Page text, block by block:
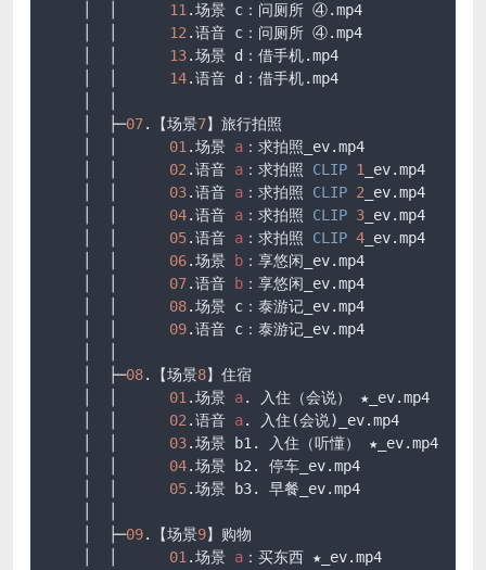
11.场景 c：问厕所 ④.mp4
12.语音 c：问厕所 ④.mp4
13.场景 d：借手机.mp4
14.语音 d：借手机.mp4
    │  ├─
07.【场景7】旅行拍照
01.场景 a ：求拍照_ev.mp4
02.语音 a ：求拍照 CLIP 1 _ev.mp4
03.语音 a ：求拍照 CLIP 2 _ev.mp4
04.语音 a ：求拍照 CLIP 3 _ev.mp4
05.语音 a ：求拍照 CLIP 4 _ev.mp4
06.场景 b ：享悠闲_ev.mp4
07.语音 b ：享悠闲_ev.mp4
08.场景 c：泰游记_ev.mp4
09.语音 c：泰游记_ev.mp4
    │  ├─
08.【场景8】住宿
01.场景 a. 入住（会说） ★_ev.mp4
02.语音 a. 入住(会说)_ev.mp4
03.场景 b1. 入住（听懂） ★_ev.mp4
04.场景 b2. 停车_ev.mp4
05.场景 b3. 早餐_ev.mp4
    │  ├─
09.【场景9】购物
01.场景 a ：买东西 ★_ev.mp4